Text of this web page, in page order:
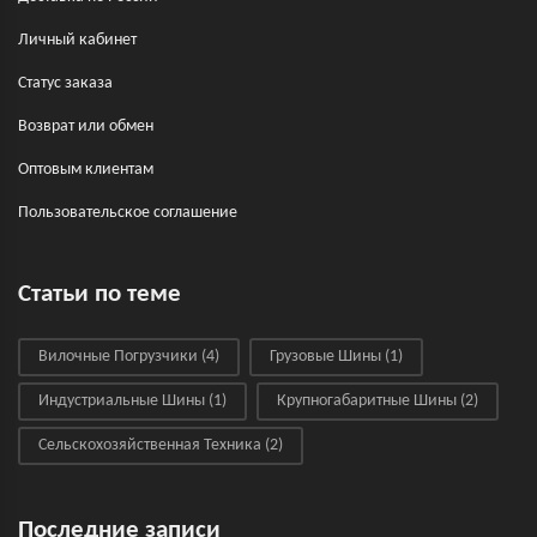
Личный кабинет
Статус заказа
Возврат или обмен
Оптовым клиентам
Пользовательское соглашение
Статьи по теме
Вилочные Погрузчики (4) Грузовые Шины (1)
Индустриальные Шины (1) Крупногабаритные Шины (2)
Сельскохозяйственная Техника (2)
Последние записи